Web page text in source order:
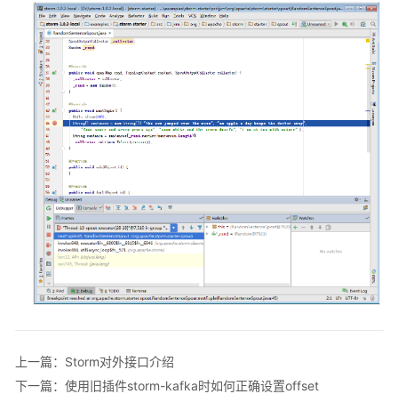
件
样
例
工
程
汇
总
MRS
应
用
开
发
开
源
jar
突
列
上一篇：Storm对外接口介绍
下一篇：使用旧插件storm-kafka时如何正确设置offset